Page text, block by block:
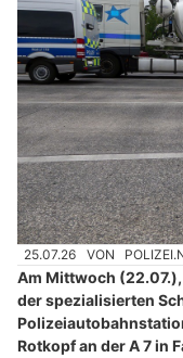
25.07.26 VON
Am Mittwoch
der spezialisierten
Rotkopf an der A 7 in